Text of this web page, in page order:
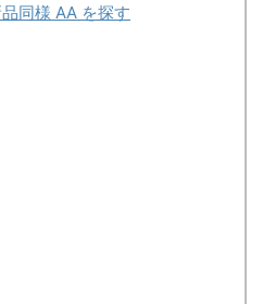
同様 AA を探す